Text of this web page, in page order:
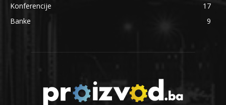
Konferencije
17
Banke
9